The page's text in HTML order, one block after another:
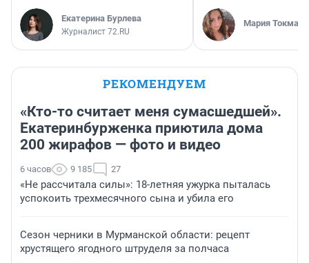
Екатерина Бурлева
Журналист 72.RU
Мария
РЕКОМЕНДУЕМ
«Кто-то считает меня сумасшедшей».
Екатеринбурженка приютила дома
200 жирафов — фото и видео
6 часов 9 185 27
«Не рассчитала силы»: 18-летняя ужурка пыталась
успокоить трехмесячного сына и убила его
Сезон черники в Мурманской области: рецепт
хрустящего ягодного штруделя за полчаса